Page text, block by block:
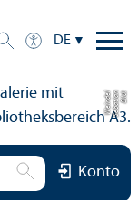
DE
Bil
d:
S
e
b
a
ti
a
n
W
ei
n
d
el
Konto